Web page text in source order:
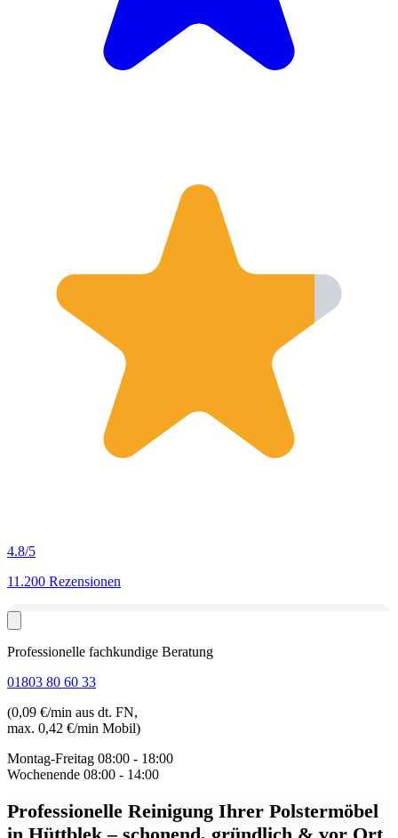
4.8/5
11.200 Rezensionen
Professionelle fachkundige Beratung
01803 80 60 33
(0,09 €/min aus dt. FN,
max. 0,42 €/min Mobil)
Montag-Freitag 08:00 - 18:00
Wochenende 08:00 - 14:00
Professionelle Reinigung Ihrer Polstermöbel